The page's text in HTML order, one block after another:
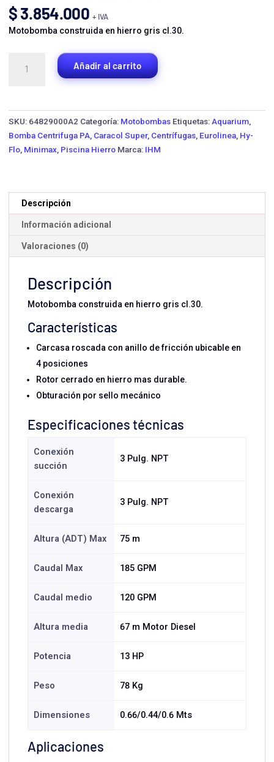
$3.854.000 + IVA
Motobomba construida en hierro gris cl.30.
Centrífuga
cantidad
Añadir al carrito
SKU: 64829000A2 Categoría: Motobombas Etiquetas: Aquarium
Bomba Centrifuga PA Caracol Super, Centrífugas Eurolinea Hy-
Flo Minimax Piscina Hierro Marca: IHM
Descripción
Información adicional
Valoraciones (0)
Descripción
Motobomba construida en hierro gris cl.30.
Características
Carcasa roscada con anillo de fricción ubicable en
4 posiciones
Rotor cerrado en hierro mas durable.
Obturación por sello mecánico
Especificaciones técnicas
Conexión
succión
3 Pulg. NPT
Conexión
descarga
3 Pulg. NPT
Altura (ADT) Max 75 m
Caudal Max 185 GPM
Caudal medio 120 GPM
Altura media 67 m Motor Diesel
Potencia 13 HP
Peso 78 Kg
Dimensiones 0.66/0.44/0.6 Mts
Aplicaciones